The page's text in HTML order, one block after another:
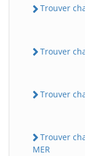
Trouver
Trouver
Trouver
Trouver
MER